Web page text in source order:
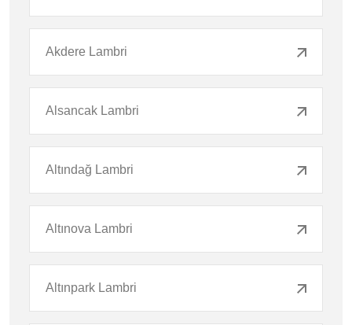
Akdere Lambri
Alsancak Lambri
Altındağ Lambri
Altınova Lambri
Altınpark Lambri